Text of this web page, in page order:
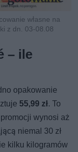
własne na
z dn. 03-08.08
– ile
opakowanie
55,99 zł. To
wynosi aż
niemal 30 zł
kilku kilogramów